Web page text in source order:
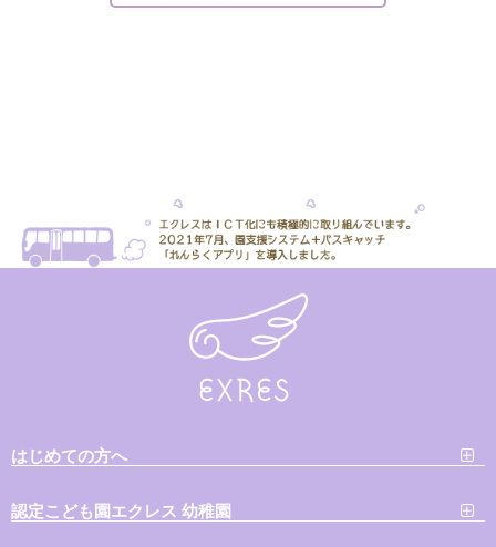
はじめての方へ
認定こども園エクレス 幼稚園